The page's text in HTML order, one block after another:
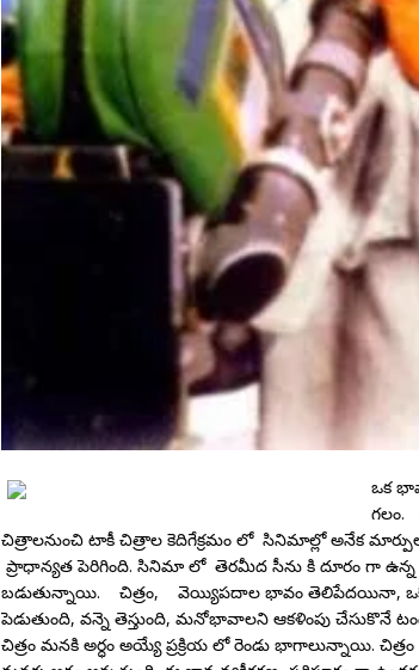
ఒక
గలం.
చిత్రాలనుంచి టాకీ చిత్రాల కెదిగేక్రమం లో సినిమాల్లో అనేక
ప్రాధాన్యత పెరిగింది. సినిమా లో తెరమీద సీను కి దూరం గా
బడుతున్నాయి. చిత్రం, వెయ్యిపదాల భావం తెలిపేదయినా,
పెడుతుంది, వన్నె తెస్తుంది, మనోభావాలని ఆకళింపు చేసుకొనే
చిత్రం మనకి అర్ధం అయ్యే ప్రక్రియ లో రెండు భాగాలున్నాయి.